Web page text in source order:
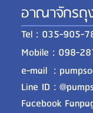
อาณาจักรถุ
Tel : 035-905-
Mobile : 098-
e-mail :
Line ID :
Facebook